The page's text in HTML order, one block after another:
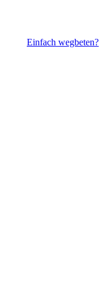
Einfach wegbeten?